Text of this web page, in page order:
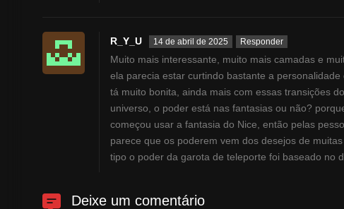
R_Y_U 14 de abril de 2025 Responder
Muito mais interessante, muito mais camadas e
ela parecia estar curtindo bastante a
tá muito bonita, ainda mais com essas transições
universo, o poder está nas fantasias ou não?
começou usar a fantasia do Nice, então pelas
parece que os poderem vem dos desejos de
tipo o poder da garota de teleporte foi baseado no
Deixe um comentário